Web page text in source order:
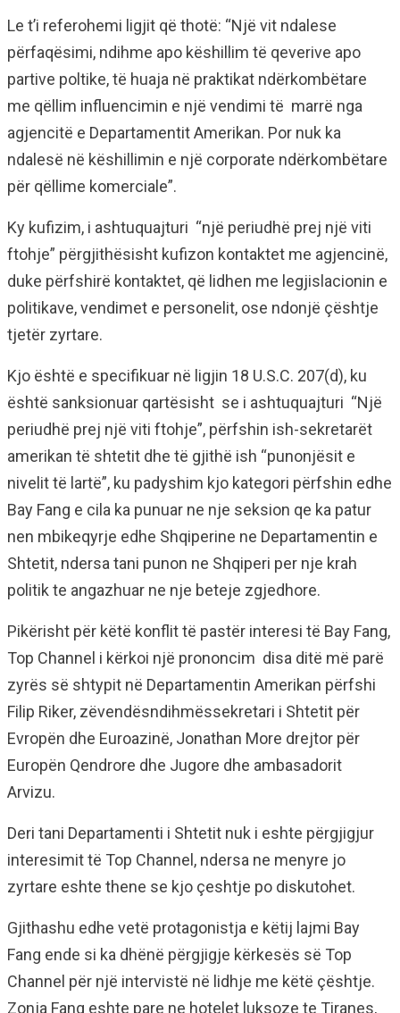
Le t’i referohemi ligjit që thotë: “Një vit ndalese
përfaqësimi, ndihme apo këshillim të qeverive apo
partive poltike, të huaja në praktikat ndërkombëtare
me qëllim influencimin e një vendimi të marrë nga
agjencitë e Departamentit Amerikan. Por nuk ka
ndalesë në këshillimin e një corporate ndërkombëtare
për qëllime komerciale”.
Ky kufizim, i ashtuquajturi “një periudhë prej një viti
ftohje” përgjithësisht kufizon kontaktet me agjencinë,
duke përfshirë kontaktet, që lidhen me legjislacionin e
politikave, vendimet e personelit, ose ndonjë çështje
tjetër zyrtare.
Kjo është e specifikuar në ligjin 18 U.S.C. 207(d), ku
është sanksionuar qartësisht se i ashtuquajturi “Një
periudhë prej një viti ftohje”, përfshin ish-sekretarët
amerikan të shtetit dhe të gjithë ish “punonjësit e
nivelit të lartë”, ku padyshim kjo kategori përfshin edhe
Bay Fang e cila ka punuar ne nje seksion qe ka patur
nen mbikeqyrje edhe Shqiperine ne Departamentin e
Shtetit, ndersa tani punon ne Shqiperi per nje krah
politik te angazhuar ne nje beteje zgjedhore.
Pikërisht për këtë konflit të pastër interesi të Bay Fang,
Top Channel i kërkoi një prononcim disa ditë më parë
zyrës së shtypit në Departamentin Amerikan përfshi
Filip Riker, zëvendësndihmëssekretari i Shtetit për
Evropën dhe Euroazinë, Jonathan More drejtor për
Europën Qendrore dhe Jugore dhe ambasadorit
Arvizu.
Deri tani Departamenti i Shtetit nuk i eshte përgjigjur
interesimit të Top Channel, ndersa ne menyre jo
zyrtare eshte thene se kjo çeshtje po diskutohet.
Gjithashu edhe vetë protagonistja e këtij lajmi Bay
Fang ende si ka dhënë përgjigje kërkesës së Top
Channel për një intervistë në lidhje me këtë çështje.
Zonja Fang eshte pare ne hotelet luksoze te Tiranes,